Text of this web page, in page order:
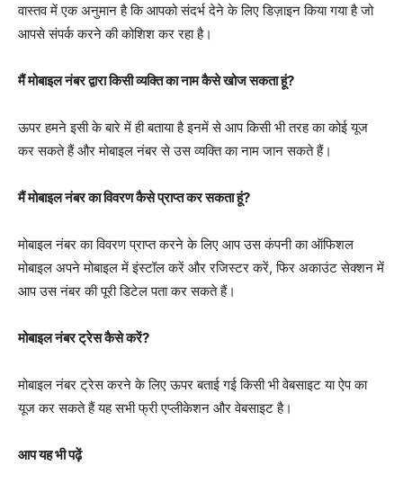
वास्तव में एक अनुमान है कि आपको संदर्भ देने के लिए डिज़ाइन किया गया है जो
आपसे संपर्क करने की कोशिश कर रहा है।
मैं मोबाइल नंबर द्वारा किसी व्यक्ति का नाम कैसे खोज सकता हूं?
ऊपर हमने इसी के बारे में ही बताया है इनमें से आप किसी भी तरह का कोई यूज
कर सकते हैं और मोबाइल नंबर से उस व्यक्ति का नाम जान सकते हैं।
मैं मोबाइल नंबर का विवरण कैसे प्राप्त कर सकता हूं?
मोबाइल नंबर का विवरण प्राप्त करने के लिए आप उस कंपनी का ऑफिशल
मोबाइल अपने मोबाइल में इंस्टॉल करें और रजिस्टर करें, फिर अकाउंट सेक्शन में
आप उस नंबर की पूरी डिटेल पता कर सकते हैं।
मोबाइल नंबर ट्रेस कैसे करें?
मोबाइल नंबर ट्रेस करने के लिए ऊपर बताई गई किसी भी वेबसाइट या ऐप का
यूज कर सकते हैं यह सभी फ्री एप्लीकेशन और वेबसाइट है।
आप यह भी पढ़ें